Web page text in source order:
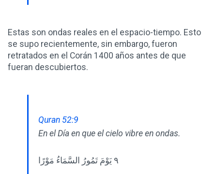
Estas son ondas reales en el espacio-tiempo. Esto
se supo recientemente, sin embargo, fueron
retratados en el Corán 1400 años antes de que
fueran descubiertos.
Quran 52:9
En el Día en que el cielo vibre en ondas.
٩ يَوْمَ تَمُورُ السَّمَاءُ مَوْرًا